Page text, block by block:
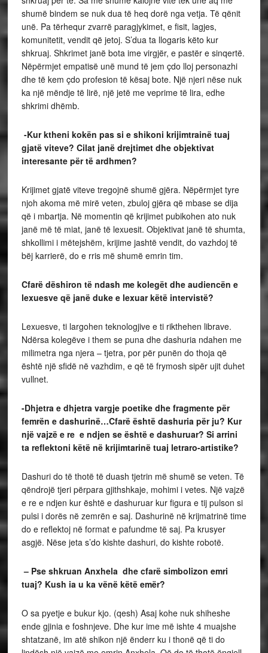
shumë bindem se nuk dua të heq dorë nga vetja. Të qënit
unë. Pa tërhequr zvarrë paragjykimet, e fisit, lagjes,
komunitetit, vendit që jetoj. S’dua ta llogaris këto kur
shkruaj. Shkrimet janë bota ime virgjër, e pastër e sinqertë.
Nëpërmjet empatisë unë mund të jem çdo lloj personazhi
dhe të kem çdo profesion të kësaj bote. Një njeri nëse nuk
ka një mëndje të lirë, një jetë me veprime të lira, edhe
shkrimi dhëmb.
-Kur ktheni kokën pas si e shikoni krijimtrainë tuaj
gjatë viteve? Cilat janë drejtimet dhe objektivat
interesante për të ardhmen?
Krijimet gjatë viteve tregojnë shumë gjëra. Nëpërmjet tyre
njoh akoma më mirë veten, zbuloj gjëra që mbase se dija
që i mbartja. Në momentin që krijimet pubikohen ato nuk
janë më të miat, janë të lexuesit. Objektivat janë të shumta,
shkollimi i mëtejshëm, krijime jashtë vendit, do vazhdoj të
bëj karrierë, do e rris më shumë emrin tim.
Cfarë dëshiron të ndash me kolegët dhe audiencën e
lexuesve që janë duke e lexuar këtë intervistë?
Lexuesve, ti largohen teknologjive e ti rikthehen librave.
Ndërsa kolegëve i them se puna dhe dashuria ndahen me
milimetra nga njera – tjetra, por për punën do thoja që
është një sfidë në vazhdim, e që të frymosh sipër ujit duhet
vullnet.
-Dhjetra e dhjetra vargje poetike dhe fragmente për
femrën e dashurinë…Cfarë është dashuria për ju? Kur
një vajzë e re e ndjen se është e dashuruar? Si arrini
ta reflektoni këtë në krijimtarinë tuaj letraro-artistike?
Dashuri do të thotë të duash tjetrin më shumë se veten. Të
qëndrojë tjeri përpara gjithshkaje, mohimi i vetes. Një vajzë
e re e ndjen kur është e dashuruar kur figura e tij pulson si
pulsi i dorës në zemrën e saj. Dashurinë në krijmatrinë time
do e reflektoj në format e pafundme të saj. Pa krusyer
asgjë. Nëse jeta s’do kishte dashuri, do kishte robotë.
– Pse shkruan Anxhela dhe cfarë simbolizon emri
tuaj? Kush ia u ka vënë këtë emër?
O sa pyetje e bukur kjo. (qesh) Asaj kohe nuk shiheshe
ende gjinia e foshnjeve. Dhe kur ime më ishte 4 muajshe
shtatzanë, im atë shikon një ënderr ku i thonë që ti do